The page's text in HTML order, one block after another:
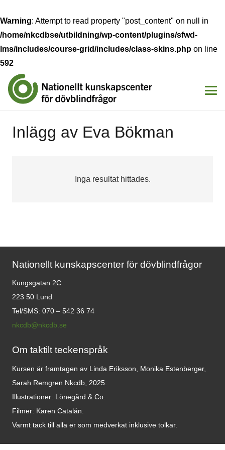
Warning: Attempt to read property "post_content" on null in
/home/nkcdbse/utbildning/wp-content/plugins/sfwd-
lms/includes/course-grid/includes/class-skins.php on line
592
Inlägg av Eva Bökman
Inga resultat hittades.
Nationellt kunskapscenter för dövblindfrågor
Kungsgatan 2C
223 50 Lund
Tel/SMS: 070 – 542 36 74
nkcdb@nkcdb.se
Om taktilt teckenspråk
Kursen är framtagen av Linda Eriksson, Monika Estenberger,
Sarah Remgren Nkcdb, 2025.
Illustrationer: Lönegård & Co.
Filmer: Karen Catalán.
Varmt tack till alla er som medverkat inklusive tolkar.